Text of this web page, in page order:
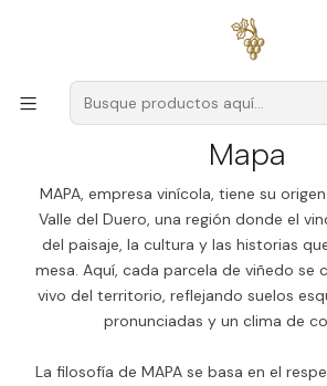
para pedidos superiores a
Productores Duero Mapa
Mapa
MAPA, empresa vinícola, tiene su
Valle del Duero, una región donde el
del paisaje, la cultura y las historias
mesa. Aquí, cada parcela de viñedo se
vivo del territorio, reflejando suelos
pronunciadas y un clima de
La filosofía de MAPA se basa en el